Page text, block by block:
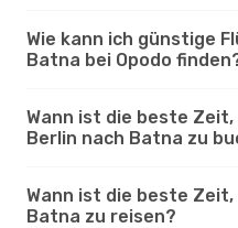
Wie kann ich günstige
Batna bei Opodo
Wann ist die beste Zeit,
Berlin nach Batna zu
Wann ist die beste Zeit,
Batna zu reisen?